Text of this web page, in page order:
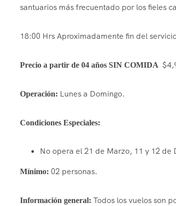
santuarios más frecuentado por los fieles
18:00 Hrs Aproximadamente fin del
Precio a partir de 04 años SIN COMIDA
Operación: Lunes a Domingo.
Condiciones Especiales:
No opera el 21 de Marzo, 11 y 12 de
Mínimo: 02 personas.
Información general: Todos los vuelos son